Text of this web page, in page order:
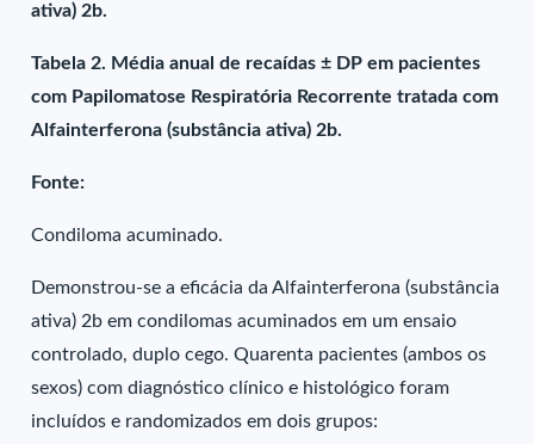
ativa) 2b.
Tabela 2. Média anual de recaídas ± DP em pacientes
com Papilomatose Respiratória Recorrente tratada com
Alfainterferona (substância ativa) 2b.
Fonte:
Condiloma acuminado.
Demonstrou-se a eficácia da Alfainterferona (substância
ativa) 2b em condilomas acuminados em um ensaio
controlado, duplo cego. Quarenta pacientes (ambos os
sexos) com diagnóstico clínico e histológico foram
incluídos e randomizados em dois grupos: